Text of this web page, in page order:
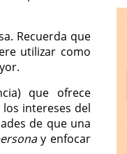
Recuerda que
utilizar como
que ofrece
intereses del
de que una
y enfocar